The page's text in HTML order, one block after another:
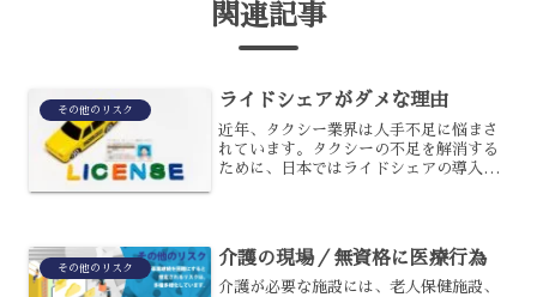
関連記事
その他のリスク ライドシェアがダメな理由
近年、タクシー業界は人手不足に悩まさ
れています。タクシーの不足を解消する
ために、日本ではライドシェアの導入を
ライドシェアがダメな理由...
その他のリスク 介護の現場／無資格に医療行為
介護が必要な施設には、老人保健施設、